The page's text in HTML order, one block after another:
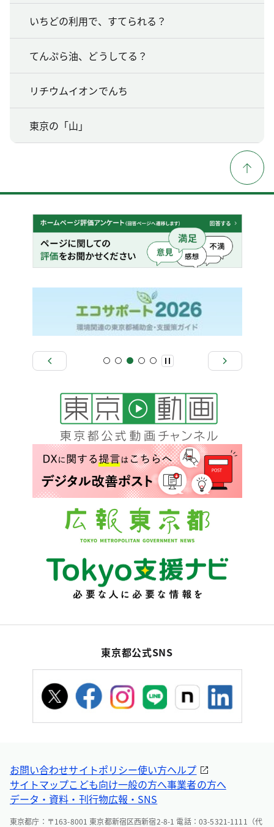
いちどの利用で、すてられる？
てんぷら油、どうしてる？
リチウムイオンでんち
東京の「山」
東京都公式SNS
お問い合わせサイトポリシー使い方ヘルプ
サイトマップこども向け一般の方へ事業者の方へ
データ・資料・刊行物広報・SNS
東京都庁：〒163-8001 東京都新宿区西新宿2-8-1 電話：03-5321-1111（代